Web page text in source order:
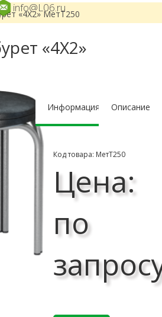
info@L06.ru
«4Х2» МетТ250
«4Х2»
Информация Описание
Код товара: МетТ250
Цена:
по